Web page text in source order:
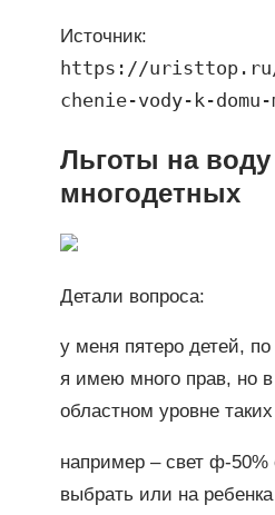
Источник:
https://uristtop.ru/
chenie-vody-k-domu-
Льготы на
многодетных
Детали вопроса:
у меня пятеро детей,
я имею много прав, но
областном уровне
например – свет ф-50%
выбрать или на